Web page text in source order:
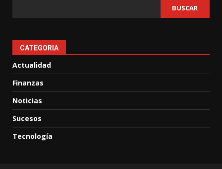
BUSCAR
CATEGORIA
Actualidad
Finanzas
Noticias
Sucesos
Tecnología